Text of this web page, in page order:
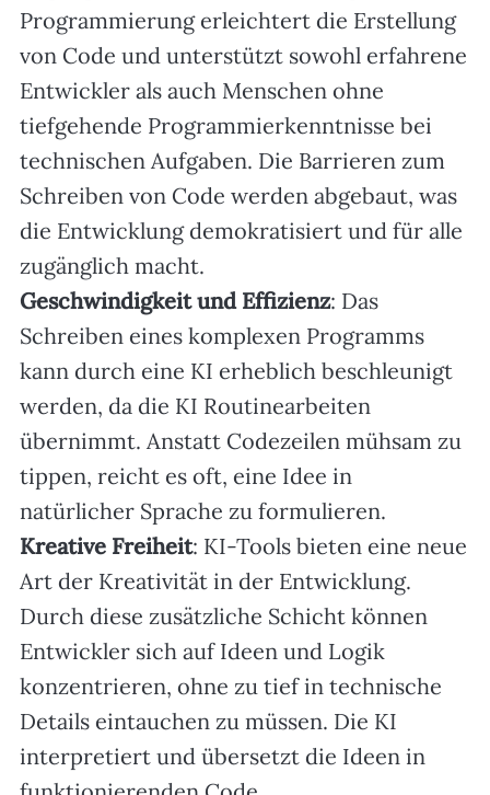
Programmierung erleichtert die Erstellung
von Code und unterstützt sowohl erfahrene
Entwickler als auch Menschen ohne
tiefgehende Programmierkenntnisse bei
technischen Aufgaben. Die Barrieren zum
Schreiben von Code werden abgebaut, was
die Entwicklung demokratisiert und für alle
zugänglich macht.
Geschwindigkeit und Effizienz: Das
Schreiben eines komplexen Programms
kann durch eine KI erheblich beschleunigt
werden, da die KI Routinearbeiten
übernimmt. Anstatt Codezeilen mühsam zu
tippen, reicht es oft, eine Idee in
natürlicher Sprache zu formulieren.
Kreative Freiheit: KI-Tools bieten eine neue
Art der Kreativität in der Entwicklung.
Durch diese zusätzliche Schicht können
Entwickler sich auf Ideen und Logik
konzentrieren, ohne zu tief in technische
Details eintauchen zu müssen. Die KI
interpretiert und übersetzt die Ideen in